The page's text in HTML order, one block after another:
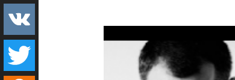
Facebook
VK